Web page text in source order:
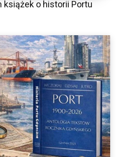
o historii Portu